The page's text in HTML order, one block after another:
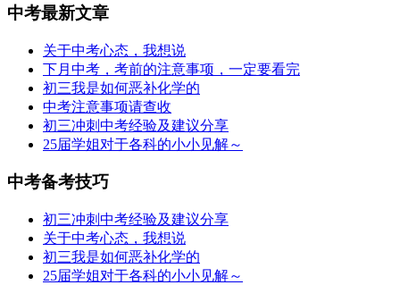
中考最新文章
关于中考心态，我想说
下月中考，考前的注意事项，一定要看完
初三我是如何恶补化学的
中考注意事项请查收
初三冲刺中考经验及建议分享
25届学姐对于各科的小小见解～
中考备考技巧
初三冲刺中考经验及建议分享
关于中考心态，我想说
初三我是如何恶补化学的
25届学姐对于各科的小小见解～